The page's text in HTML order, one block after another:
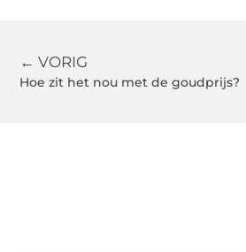
← VORIG
Hoe zit het nou met de goudprijs?